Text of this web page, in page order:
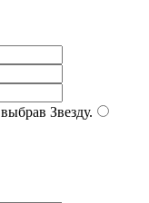
Звезду.